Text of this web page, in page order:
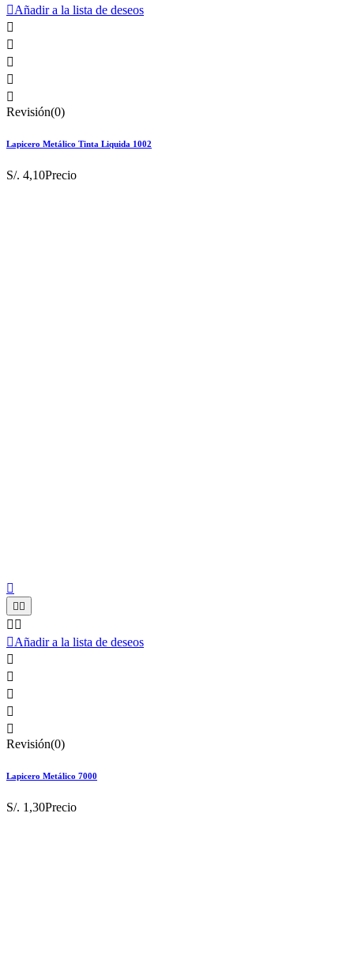
Añadir a la lista de deseos





Revisión(0)
Lapicero Metálico Tinta Liquida 1002
S/. 4,10Precio

 
 
Añadir a la lista de deseos





Revisión(0)
Lapicero Metálico 7000
S/. 1,30Precio